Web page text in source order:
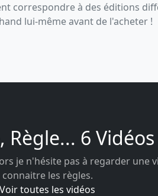
correspondre à des éditions
lui-même avant de l'acheter !
Règle... 6
je n'hésite pas à regarder une
connaitre les règles.
Voir toutes les vidéos